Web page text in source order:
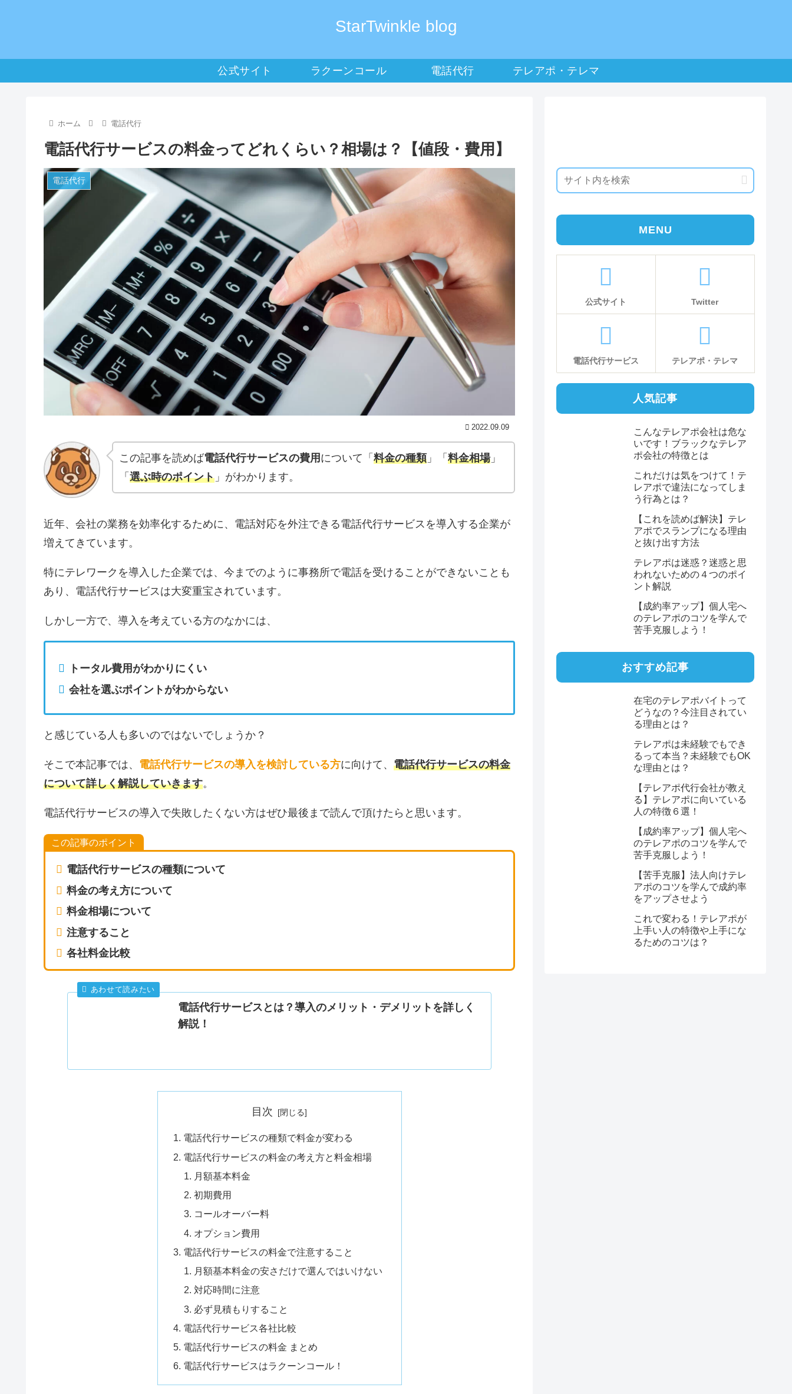
StarTwinkle blog
公式サイト ラクーンコール 電話代行 テレアポ・テレマ
ホーム 電話代行
電話代行サービスの料金ってどれくらい？相場は？【値段・費用】
電話代行
2022.09.09
この記事を読めば電話代行サービスの費用 について「 料金の種類」「 料金相場」
「 選ぶ時のポイント 」がわかります。
近年、会社の業務を効率化するために、電話対応を外注できる電話代行サービスを導入する企業が
増えてきています。
特にテレワークを導入した企業では、今までのように事務所で電話を受けることができないことも
あり、電話代行サービスは大変重宝されています。
しかし一方で、導入を考えている方のなかには、
トータル費用がわかりにくい
会社を選ぶポイントがわからない
と感じている人も多いのではないでしょうか？
そこで本記事では、 電話代行サービスの導入を検討している方に向けて、 電話代行サービスの料金
について詳しく解説していきます。
電話代行サービスの導入で失敗したくない方はぜひ最後まで読んで頂けたらと思います。
この記事のポイント
電話代行サービスの種類について
料金の考え方について
料金相場について
注意すること
各社料金比較
電話代行サービスとは？導入のメリット・デメリットを詳しく
解説！
目次
電話代行サービスの種類で料金が変わる
電話代行サービスの料金の考え方と料金相場
月額基本料金
初期費用
コールオーバー料
オプション費用
電話代行サービスの料金で注意すること
月額基本料金の安さだけで選んではいけない
対応時間に注意
必ず見積もりすること
電話代行サービス各社比較
電話代行サービスの料金 まとめ
電話代行サービスはラクーンコール！
MENU
公式サイト Twitter
電話代行サービス テレアポ・テレマ
人気記事
こんなテレアポ会社は危な
いです！ブラックなテレア
ポ会社の特徴とは
これだけは気をつけて！テ
レアポで違法になってしま
う行為とは？
【これを読めば解決】テレ
アポでスランプになる理由
と抜け出す方法
テレアポは迷惑？迷惑と思
われないための４つのポイ
ント解説
【成約率アップ】個人宅へ
のテレアポのコツを学んで
苦手克服しよう！
おすすめ記事
在宅のテレアポバイトって
どうなの？今注目されてい
る理由とは？
テレアポは未経験でもでき
るって本当？未経験でもOK
な理由とは？
【テレアポ代行会社が教え
る】テレアポに向いている
人の特徴６選！
【成約率アップ】個人宅へ
のテレアポのコツを学んで
苦手克服しよう！
【苦手克服】法人向けテレ
アポのコツを学んで成約率
をアップさせよう
これで変わる！テレアポが
上手い人の特徴や上手にな
るためのコツは？